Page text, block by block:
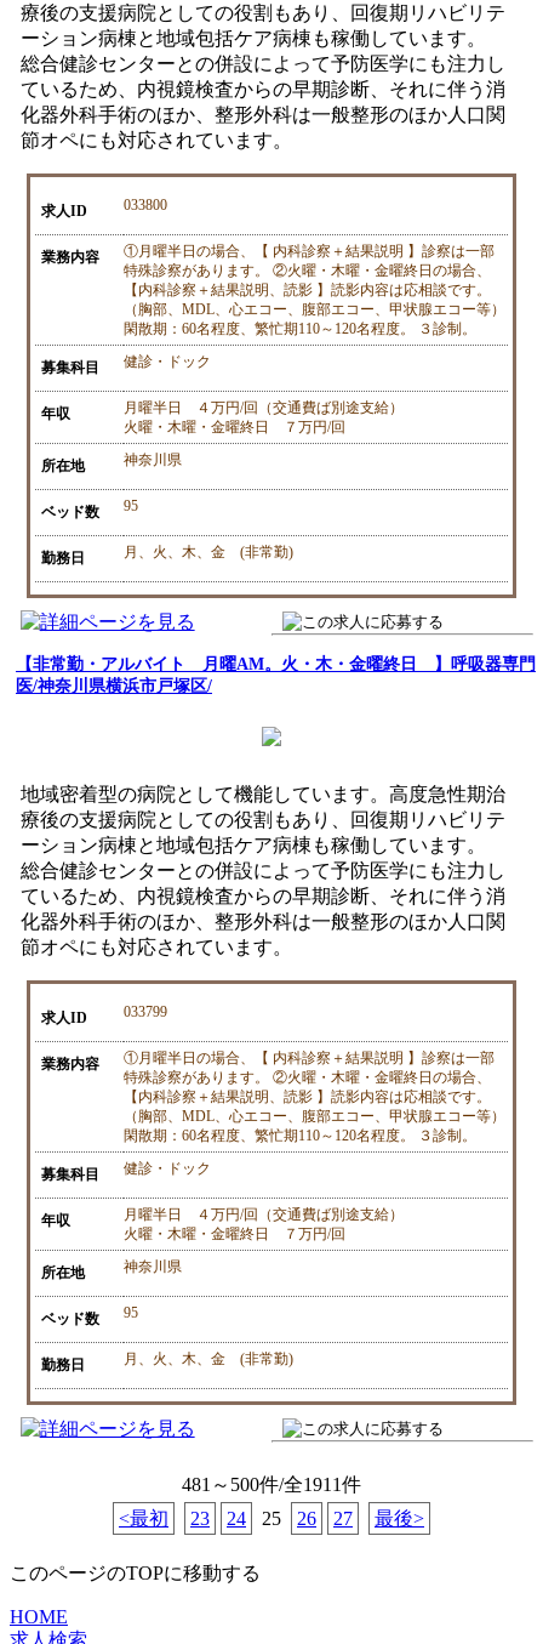
療後の支援病院としての役割もあり、回復期リハビリテ
ーション病棟と地域包括ケア病棟も稼働しています。
総合健診センターとの併設によって予防医学にも注力し
ているため、内視鏡検査からの早期診断、それに伴う消
化器外科手術のほか、整形外科は一般整形のほか人口関
節オペにも対応されています。
求人ID 033800
業務内容
①月曜半日の場合、【 内科診察＋結果説明 】診察は一部
特殊診察があります。 ②火曜・木曜・金曜終日の場合、
【内科診察＋結果説明、読影 】読影内容は応相談です。
（胸部、MDL、心エコー、腹部エコー、甲状腺エコー等）
閑散期：60名程度、繁忙期110～120名程度。 ３診制。
募集科目 健診・ドック
年収
月曜半日 ４万円/回（交通費ば別途支給）
火曜・木曜・金曜終日 ７万円/回
所在地 神奈川県
ベッド数 95
勤務日 月、火、木、金 (非常勤)
【非常勤・アルバイト 月曜AM。火・木・金曜終日 】呼吸器専門
医/神奈川県横浜市戸塚区/
地域密着型の病院として機能しています。高度急性期治
療後の支援病院としての役割もあり、回復期リハビリテ
ーション病棟と地域包括ケア病棟も稼働しています。
総合健診センターとの併設によって予防医学にも注力し
ているため、内視鏡検査からの早期診断、それに伴う消
化器外科手術のほか、整形外科は一般整形のほか人口関
節オペにも対応されています。
求人ID 033799
業務内容
①月曜半日の場合、【 内科診察＋結果説明 】診察は一部
特殊診察があります。 ②火曜・木曜・金曜終日の場合、
【内科診察＋結果説明、読影 】読影内容は応相談です。
（胸部、MDL、心エコー、腹部エコー、甲状腺エコー等）
閑散期：60名程度、繁忙期110～120名程度。 ３診制。
募集科目 健診・ドック
年収
月曜半日 ４万円/回（交通費ば別途支給）
火曜・木曜・金曜終日 ７万円/回
所在地 神奈川県
ベッド数 95
勤務日 月、火、木、金 (非常勤)
481～500件/全1911件
<最初
23 24 25 26 27 最後>
このページのTOPに移動する
HOME
求人検索